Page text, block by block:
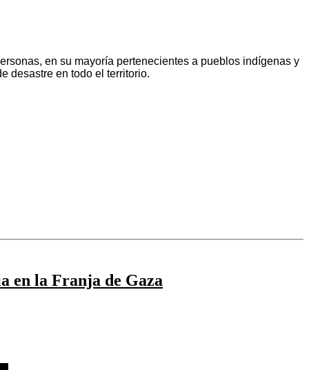
en su mayoría pertenecientes a pueblos indígenas y
desastre en todo el territorio.
en la Franja de Gaza